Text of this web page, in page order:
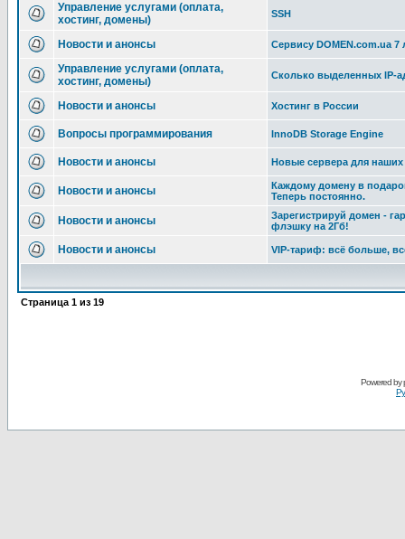
Управление услугами (оплата,
хостинг, домены)
SSH
Новости и анонсы Сервису DOMEN.com.ua 7
Управление услугами (оплата,
хостинг, домены)
Сколько выделенных IP-
Новости и анонсы Хостинг в России
Вопросы программирования InnoDB Storage Engine
Новости и анонсы Новые сервера для наших
Новости и анонсы
Каждому домену в
Теперь постоянно.
Новости и анонсы
Зарегистрируй домен -
флэшку на 2Гб!
Новости и анонсы VIP-тариф: всё больше,
Страница 1 из 19
Powered by